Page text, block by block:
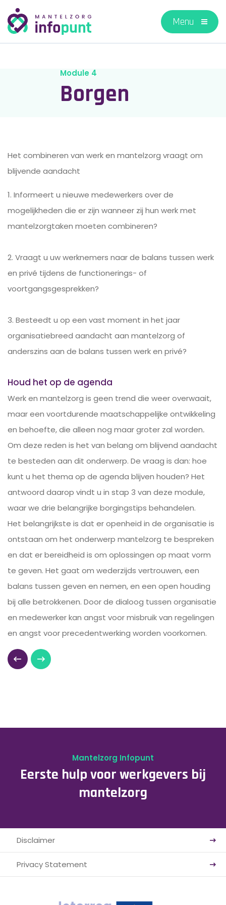
Module 4
Borgen
Het combineren van werk en mantelzorg vraagt om
blijvende aandacht
1. Informeert u nieuwe medewerkers over de
mogelijkheden die er zijn wanneer zij hun werk met
mantelzorgtaken moeten combineren?
2. Vraagt u uw werknemers naar de balans tussen werk
en privé tijdens de functionerings- of
voortgangsgesprekken?
3. Besteedt u op een vast moment in het jaar
organisatiebreed aandacht aan mantelzorg of
anderszins aan de balans tussen werk en privé?
Houd het op de agenda
Werk en mantelzorg is geen trend die weer overwaait,
maar een voortdurende maatschappelijke ontwikkeling
en behoefte, die alleen nog maar groter zal worden.
Om deze reden is het van belang om blijvend aandacht
te besteden aan dit onderwerp. De vraag is dan: hoe
kunt u het thema op de agenda blijven houden? Het
antwoord daarop vindt u in stap 3 van deze module,
waar we drie belangrijke borgingstips behandelen.
Het belangrijkste is dat er openheid in de organisatie is
ontstaan om het onderwerp mantelzorg te bespreken
en dat er bereidheid is om oplossingen op maat vorm
te geven. Het gaat om wederzijds vertrouwen, een
balans tussen geven en nemen, en een open houding
bij alle betrokkenen. Door de dialoog tussen organisatie
en medewerker kan angst voor misbruik van regelingen
en angst voor precedentwerking worden voorkomen.
Mantelzorg Infopunt
Eerste hulp voor werkgevers bij
mantelzorg
Disclaimer
Privacy Statement